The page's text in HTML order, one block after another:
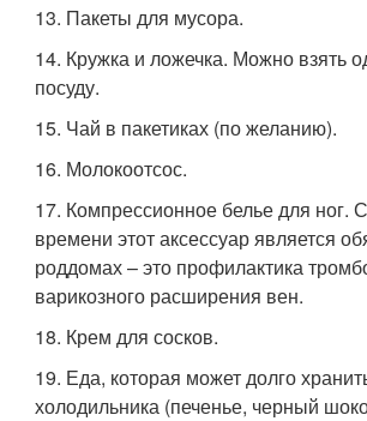
13. Пакеты для мусора.
14. Кружка и ложечка. Можно взять
посуду.
15. Чай в пакетиках (по желанию).
16. Молокоотсос.
17. Компрессионное белье для ног.
времени этот аксессуар является
роддомах – это профилактика
варикозного расширения вен.
18. Крем для сосков.
19. Еда, которая может долго
холодильника (печенье, черный